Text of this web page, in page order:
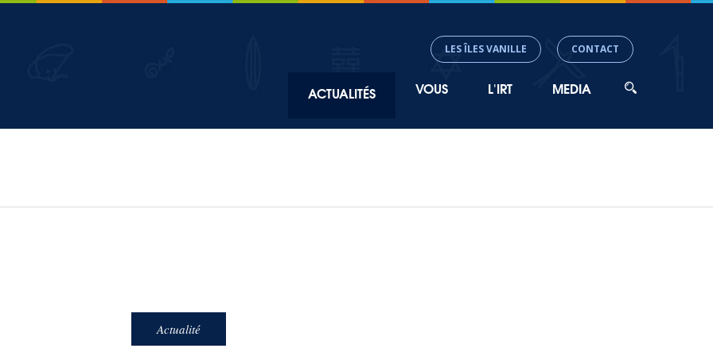
navigation
ACTUALITÉS VOUS L'IRT MEDIA
LES ÎLES VANILLE CONTACT
Actualité